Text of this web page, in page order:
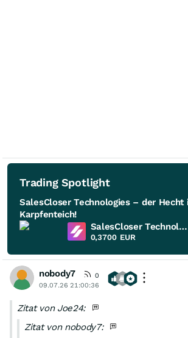
Trading Spotlight
SalesCloser Technologies – der Hecht
Karpfenteich!
SalesCloser Technologies
0,3700 EUR
nobody7
0
09.07.26 21:00:36
Zitat von Joe24:
Zitat von nobody7: